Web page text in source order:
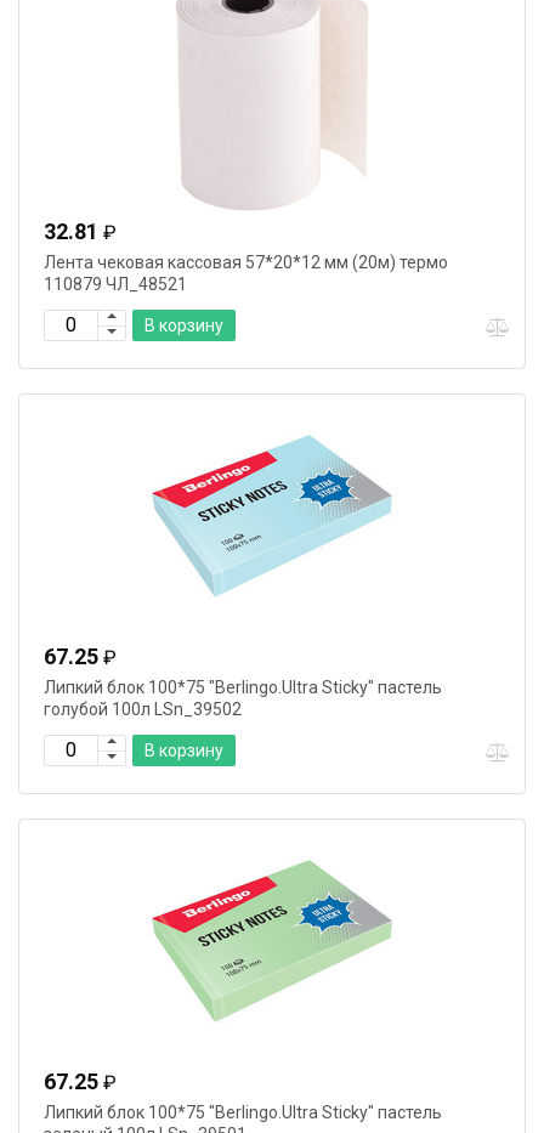
32.81 ₽
Лента чековая кассовая 57*20*12 мм (20м) термо
110879 ЧЛ_48521
В корзину
67.25 ₽
Липкий блок 100*75 "Berlingo.Ultra Sticky" пастель
голубой 100л LSn_39502
В корзину
67.25 ₽
Липкий блок 100*75 "Berlingo.Ultra Sticky" пастель